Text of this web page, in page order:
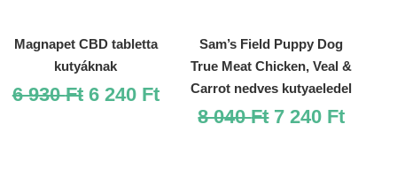
Magnapet CBD tabletta
kutyáknak
6 930Ft Original
6 240 FtCurrent
price
Sam’s Field Puppy Dog
True Meat Chicken, Veal &
Carrot nedves kutyaeledel
8 040Ft Original
7 240 Ft